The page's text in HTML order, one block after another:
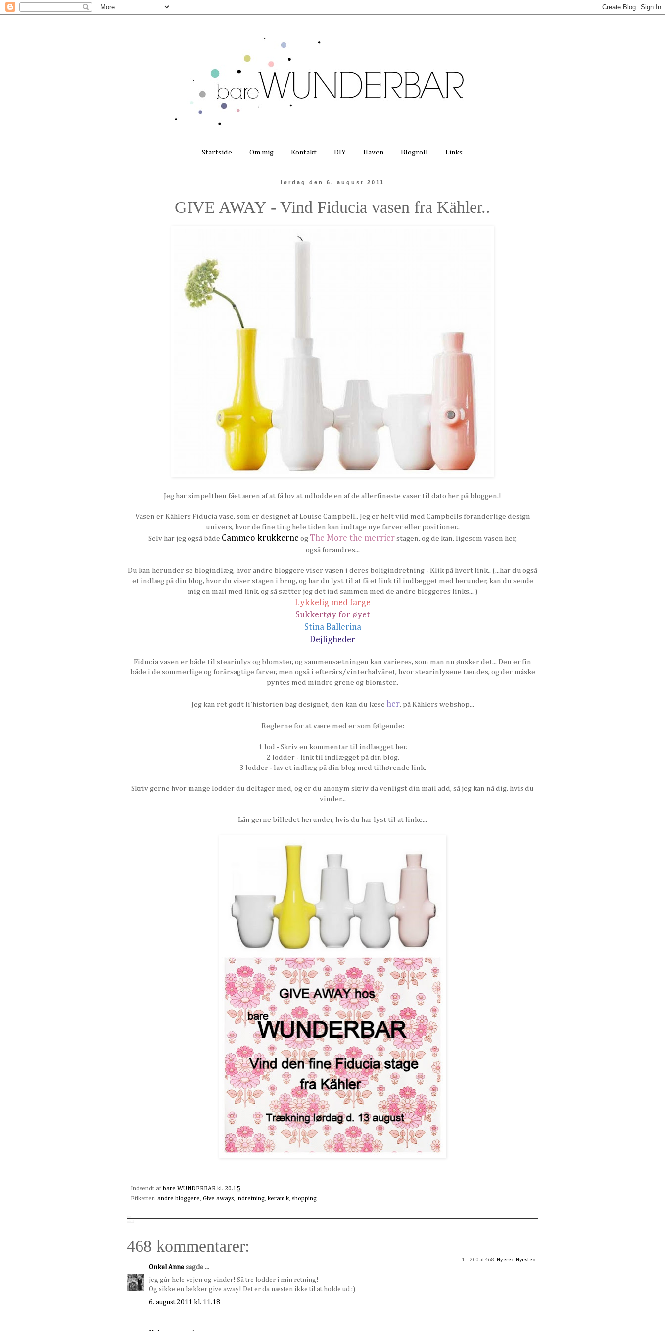
Startside Om mig Kontakt DIY Haven Blogroll Links
lørdag den 6. august 2011
GIVE AWAY - Vind Fiducia vasen fra Kähler..
Jeg har simpelthen fået æren af at få lov at udlodde en af de allerfineste vaser til dato her på bloggen.!
Vasen er Kählers Fiducia vase, som er designet af Louise Campbell.. Jeg er helt vild med Campbells foranderlige design
univers, hvor de fine ting hele tiden kan indtage nye farver eller positioner..
Selv har jeg også både Cammeo krukkerne og The More the merrier stagen, og de kan, ligesom vasen her,
også forandres...
Du kan herunder se blogindlæg, hvor andre bloggere viser vasen i deres boligindretning - Klik på hvert link.. (...har du også
et indlæg på din blog, hvor du viser stagen i brug, og har du lyst til at få et link til indlægget med herunder, kan du sende
mig en mail med link, og så sætter jeg det ind sammen med de andre bloggeres links... )
Lykkelig med farge
Sukkertøy for øyet
Stina Ballerina
Dejligheder
Fiducia vasen er både til stearinlys og blomster, og sammensætningen kan varieres, som man nu ønsker det... Den er fin
både i de sommerlige og forårsagtige farver, men også i efterårs/vinterhalvåret, hvor stearinlysene tændes, og der måske
pyntes med mindre grene og blomster..
Jeg kan ret godt li´historien bag designet, den kan du læse her, på Kählers webshop...
Reglerne for at være med er som følgende:
1 lod - Skriv en kommentar til indlægget her.
2 lodder - link til indlægget på din blog.
3 lodder - lav et indlæg på din blog med tilhørende link.
Skriv gerne hvor mange lodder du deltager med, og er du anonym skriv da venligst din mail add, så jeg kan nå dig, hvis du
vinder...
Lån gerne billedet herunder, hvis du har lyst til at linke...
Indsendt af bare WUNDERBAR kl. 20.15
Etiketter: andre bloggere, Give aways, indretning, keramik, shopping
468 kommentarer:
1 – 200 af 468 Nyere› Nyeste»
Onkel Anne sagde ...
jeg går hele vejen og vinder! Så tre lodder i min retning!
Og sikke en lækker give away! Det er da næsten ikke til at holde ud :)
6. august 2011 kl. 11.18